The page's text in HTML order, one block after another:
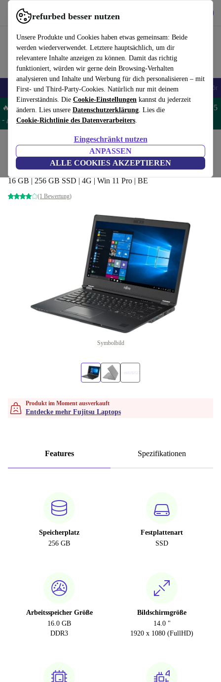
refurbed besser nutzen
Unsere Produkte und Cookies haben etwas gemeinsam: Beide
werden wiederverwendet. Letztere hauptsächlich, um dir
relevantere Inhalte anzeigen zu können. Damit das richtig
funktioniert, würden wir gerne dein Browsing-Verhalten
analysieren und Inhalte und Werbung für dich personalisieren – mit
First- und Third-Party-Cookies. Natürlich nur mit deinem
Einverständnis. Die Cookie-Einstellungen kannst du jederzeit
ändern. Lies unsere Datenschutzerklärung. Lies die
Cookie-Richtlinie des Datenverarbeiters.
Eingeschränkt nutzen
ANPASSEN
ALLE COOKIES AKZEPTIEREN
refurbed schnell und einfach nutzen
🎒 Back to school Handys Laptops Tablets Smartwatches Zubehör
🔥 Spare 5% EXTRA auf MacBooks und iPads – Code: MACPAD5
- AGB
Laptops Fujitsu Laptops
Fujitsu Lifebook U749 | i7-8565U | 14"
16 GB | 256 GB SSD | 4G | Win 11 Pro | BE
(1 Bewertung)
Symbolbild
Produkt im Moment ausverkauft
Entdecke mehr Fujitsu Laptops
Features Spezifikationen
Speicherplatz
256 GB
Festplattenart
SSD
Arbeitsspeicher Größe
16.0 GB
DDR3
Bildschirmgröße
14.0 "
1920 x 1080 (FullHD)